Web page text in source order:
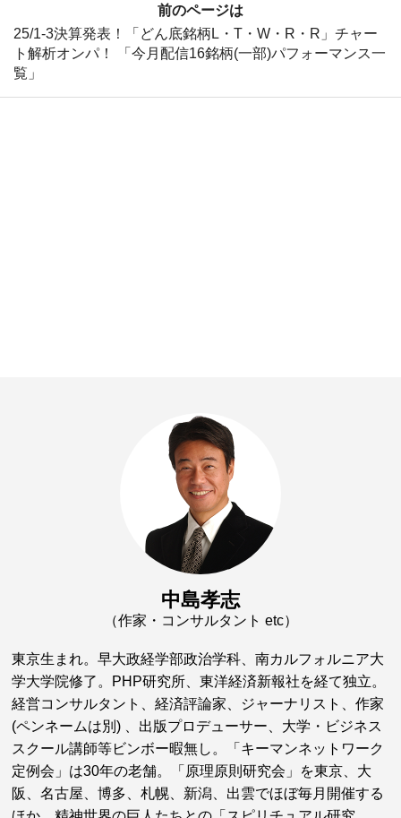
前のページは
25/1-3決算発表！「どん底銘柄L・T・W・R・R」チャー
ト解析オンパ！ 「今月配信16銘柄(一部)パフォーマンス一
覧」
中島孝志
（作家・コンサルタント etc）
東京生まれ。早大政経学部政治学科、南カルフォルニア大
学大学院修了。PHP研究所、東洋経済新報社を経て独立。
経営コンサルタント、経済評論家、ジャーナリスト、作家
(ペンネームは別) 、出版プロデューサー、大学・ビジネス
スクール講師等ビンボー暇無し。「キーマンネットワーク
定例会」は30年の老舗。「原理原則研究会」を東京、大
阪、名古屋、博多、札幌、新潟、出雲でほぼ毎月開催する